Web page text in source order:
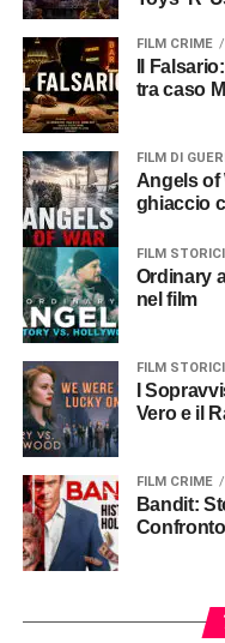
FILM CRIME
tra caso
FILM DI
Angels of War: la vera storia dei velisti sul
ghiaccio
FILM STORICI
Ordinary angels, la storia vera e gli errori
nel film
FILM STORICI
Vero e il
FILM CRIME
Bandit: Storia e Cinematografia a
Confronto